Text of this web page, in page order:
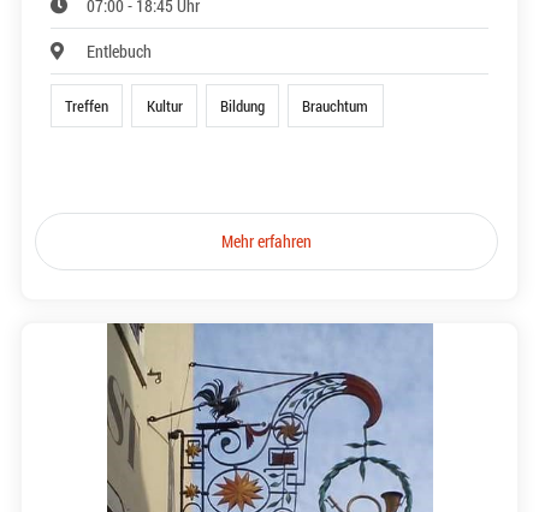
07:00 - 18:45 Uhr
Entlebuch
Treffen Kultur Bildung Brauchtum
Mehr erfahren